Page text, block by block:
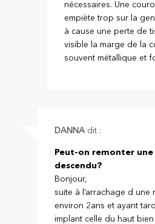
nécessaires. Une
empiète trop sur la
à cause une perte de
visible la marge de la
souvent métallique et
DANNA dit :
Peut-on remonter
descendu?
Bonjour,
suite à l’arrachage d une
environ 2ans et ayant
implant celle du haut